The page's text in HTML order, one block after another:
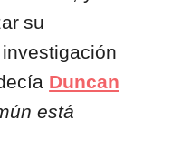
su
Duncan
está